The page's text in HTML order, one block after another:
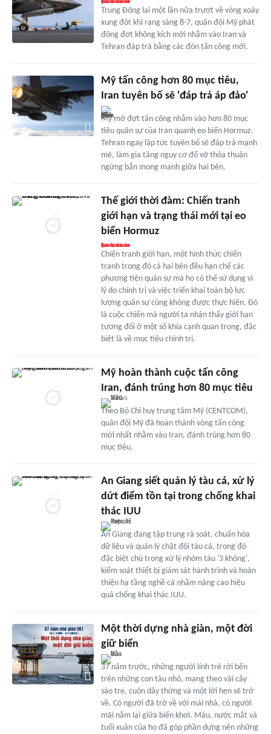
Trung Đông lại một lần nữa trượt về vòng xoáy
xung đột khi rạng sáng 8-7, quân đội Mỹ phát
động đợt không kích mới nhằm vào Iran và
Tehran đáp trả bằng các đòn tấn công mới.
Mỹ tấn công hơn 80 mục tiêu,
Iran tuyên bố sẽ 'đáp trả áp đảo'
Mỹ mở đợt tấn công nhằm vào hơn 80 mục
tiêu quân sự của Iran quanh eo biển Hormuz.
Tehran ngay lập tức tuyên bố sẽ đáp trả mạnh
mẽ, làm gia tăng nguy cơ đổ vỡ thỏa thuận
ngừng bắn mong manh giữa hai bên.
Thế giới thời đàm: Chiến tranh
giới hạn và trạng thái mới tại eo
biển Hormuz
Chiến tranh giới hạn, một hình thức chiến
tranh trong đó cả hai bên đều hạn chế các
phương tiện quân sự mà họ có thể sử dụng vì
lý do chính trị và việc triển khai toàn bộ lực
lượng quân sự cũng không được thực hiện. Đó
là cuộc chiến mà người ta nhận thấy giới hạn
tương đối ở một số khía cạnh quan trọng, đặc
biệt là về mục tiêu chính trị.
Mỹ hoàn thành cuộc tấn công
Iran, đánh trúng hơn 80 mục tiêu
Theo Bộ Chỉ huy trung tâm Mỹ (CENTCOM),
quân đội Mỹ đã hoàn thành vòng tấn công
mới nhất nhằm vào Iran, đánh trúng hơn 80
mục tiêu.
An Giang siết quản lý tàu cá, xử lý
dứt điểm tồn tại trong chống khai
thác IUU
An Giang đang tập trung rà soát, chuẩn hóa
dữ liệu và quản lý chặt đội tàu cá, trong đó
đặc biệt chú trọng xử lý nhóm tàu '3 không',
kiểm soát thiết bị giám sát hành trình và hoàn
thiện hạ tầng nghề cá nhằm nâng cao hiệu
quả chống khai thác IUU.
Một thời dựng nhà giàn, một đời
giữ biển
37 năm trước, những người lính trẻ rời bến
trên những con tàu nhỏ, mang theo vài cây
sào tre, cuộn dây thừng và một lời hẹn sẽ trở
về. Có người đã trở về với mái nhà, có người
mãi nằm lại giữa biển khơi. Máu, nước mắt và
tuổi xuân của họ đã góp phần dựng nên những